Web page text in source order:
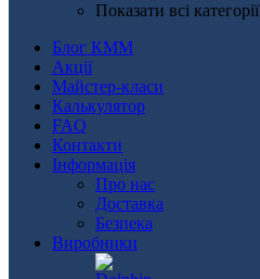
Показати всі категорії
Блог КММ
Акції
Майстер-класи
Калькулятор
FAQ
Контакти
Інформація
Про нас
Доставка
Безпека
Виробники